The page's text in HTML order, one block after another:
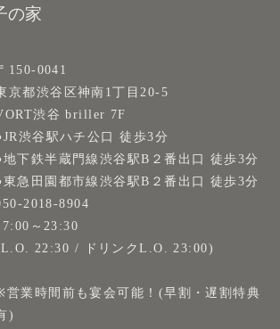
の家
150-0041
京都渋谷区神南1丁目20-5
渋谷 briller 7F
渋谷駅ハチ公口 徒歩3分
地下鉄半蔵門線渋谷駅B２番出口 徒歩3分
東急田園都市線渋谷駅B２番出口 徒歩3分
2018-8904
～23:30
22:30 / ドリンクL.O. 23:00)
営業時間前も宴会可能！(早割・遅割特典
)